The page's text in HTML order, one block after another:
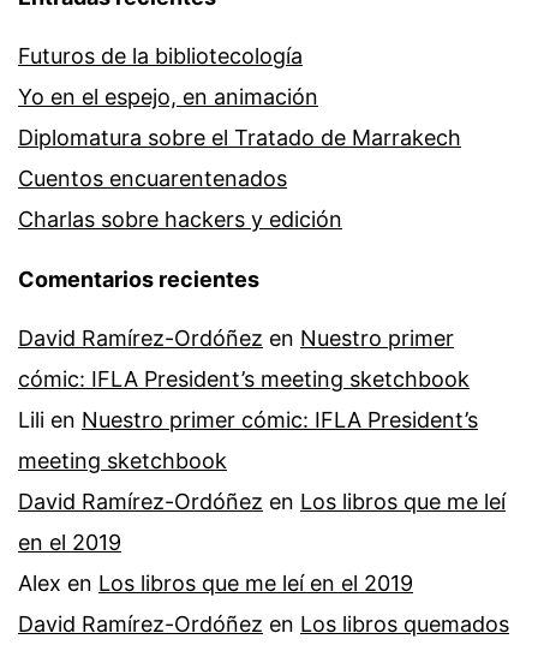
Futuros de la bibliotecología
Yo en el espejo, en animación
Diplomatura sobre el Tratado de Marrakech
Cuentos encuarentenados
Charlas sobre hackers y edición
Comentarios recientes
David Ramírez-Ordóñez en Nuestro primer
cómic: IFLA President’s meeting sketchbook
Lili en Nuestro primer cómic: IFLA President’s
meeting sketchbook
David Ramírez-Ordóñez en Los libros que me leí
en el 2019
Alex en Los libros que me leí en el 2019
David Ramírez-Ordóñez en Los libros quemados